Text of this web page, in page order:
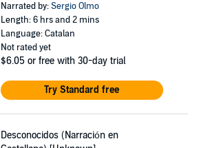
Narrated by:Sergio Olmo
Length: 6 hrs and 2 mins
Language: Catalan
Not rated yet
$6.05 or free with 30-day trial
Try Standard free
Desconocidos (Narración en